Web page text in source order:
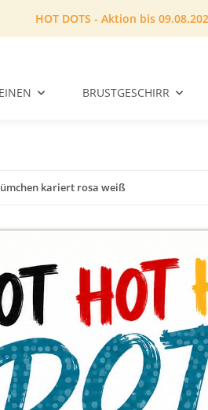
HOT DOTS - Aktion bis
BRUSTGESCHIRR
kariert rosa weiß